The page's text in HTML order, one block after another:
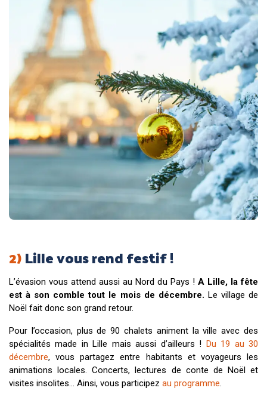
2)Lille vous rend festif !
L’évasion vous attend aussi au Nord du Pays ! A Lille, la fête
est à son comble tout le mois de décembre. Le village de
Noël fait donc son grand retour.
Pour l’occasion, plus de 90 chalets animent la ville avec des
spécialités made in Lille mais aussi d’ailleurs ! Du 19 au 30
décembre, vous partagez entre habitants et voyageurs les
animations locales. Concerts, lectures de conte de Noël et
visites insolites… Ainsi, vous participez au programme.